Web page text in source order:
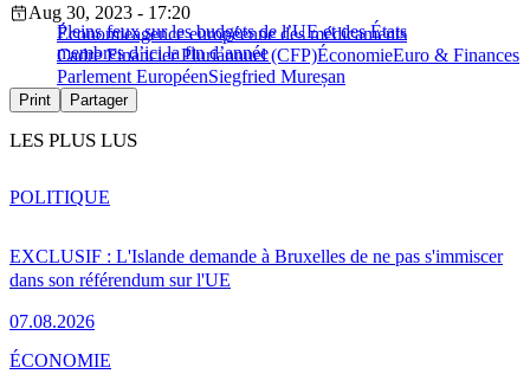
Pleins feux sur les budgets de l’UE et des États
membres d’ici la fin d’année
Aug 30, 2023 - 17:20
Économieagence européenne des médicaments
Cadre Financier Pluriannuel (CFP)ÉconomieEuro & Finances
Parlement EuropéenSiegfried Mureșan
Print Partager
LES PLUS LUS
EXCLUSIF : L'Islande demande à Bruxelles de ne pas s'immiscer
dans son référendum sur l'UE
07.08.2026
POLITIQUE
ÉCONOMIE